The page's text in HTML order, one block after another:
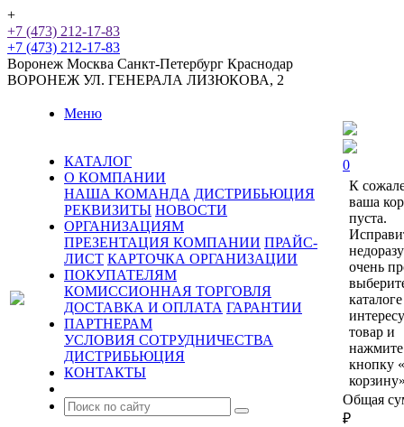
+
+7 (473) 212-17-83
+7 (473) 212-17-83
Воронеж Москва Санкт-Петербург Краснодар
ВОРОНЕЖ УЛ. ГЕНЕРАЛА ЛИЗЮКОВА, 2
Меню
КАТАЛОГ
О КОМПАНИИ
НАША КОМАНДА ДИСТРИБЬЮЦИЯ
РЕКВИЗИТЫ НОВОСТИ
ОРГАНИЗАЦИЯМ
ПРЕЗЕНТАЦИЯ КОМПАНИИ ПРАЙС-
ЛИСТ КАРТОЧКА ОРГАНИЗАЦИИ
ПОКУПАТЕЛЯМ
КОМИССИОННАЯ ТОРГОВЛЯ
ДОСТАВКА И ОПЛАТА ГАРАНТИИ
ПАРТНЕРАМ
УСЛОВИЯ СОТРУДНИЧЕСТВА
ДИСТРИБЬЮЦИЯ
КОНТАКТЫ
0
К
ваша
пуста.
очень
каталоге
товар и
нажмите
кнопку
Общая
₽